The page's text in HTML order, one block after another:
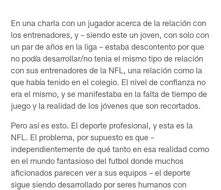
En una charla con un jugador acerca de la relación con
los entrenadores, y – siendo este un joven, con solo con
un par de años en la liga – estaba descontento por que
no podía desarrollar/no tenia el mismo tipo de relación
con sus entrenadores de la NFL, una relación como la
que había tenido en el colegio. El nivel de confianza no
era el mismo, y se manifestaba en la falta de tiempo de
juego y la realidad de los jóvenes que son recortados.
Pero así es esto. El deporte profesional, y esta es la
NFL. El problema, por supuesto es que –
independientemente de qué tanto en esa realidad como
en el mundo fantasioso del futbol donde muchos
aficionados parecen ver a sus equipos – el deporte
sigue siendo desarrollado por seres humanos con